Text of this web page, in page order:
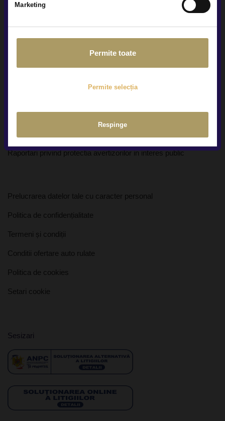
Marketing
Permite toate
Permite selecția
Respinge
Regulamente promotii
Raportari privind protectia avertizorilor in interes public
Prelucrarea datelor tale cu caracter personal
Politica de confidențialitate
Termeni și condiții
Conditii ofertare auto rulate
Politica de cookies
Setari cookie
Sesizari